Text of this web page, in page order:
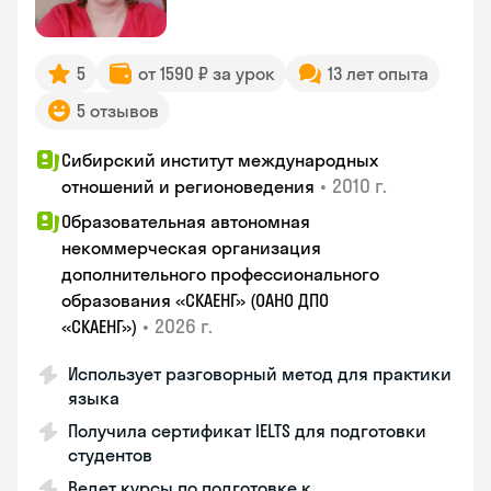
5 от 1590 ₽ за урок
13 лет опыта
5 отзывов
Сибирский институт международных
отношений и регионоведения • 2010 г.
Образовательная автономная
некоммерческая организация
дополнительного профессионального
образования «СКАЕНГ» (ОАНО ДПО
«СКАЕНГ») • 2026 г.
Использует разговорный метод для практики
языка
Получила сертификат IELTS для подготовки
студентов